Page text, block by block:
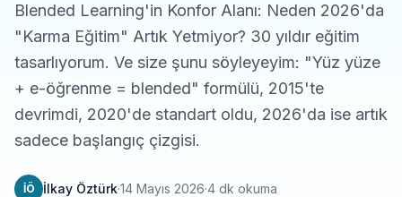
Blended Learning'in Konfor Alanı: Neden 2026'da
"Karma Eğitim" Artık Yetmiyor? 30 yıldır eğitim
tasarlıyorum. Ve size şunu söyleyeyim: "Yüz yüze
+ e-öğrenme = blended" formülü, 2015'te
devrimdi, 2020'de standart oldu, 2026'da ise artık
sadece başlangıç çizgisi.
İÖ İlkay Öztürk·14 Mayıs 2026·4 dk okuma